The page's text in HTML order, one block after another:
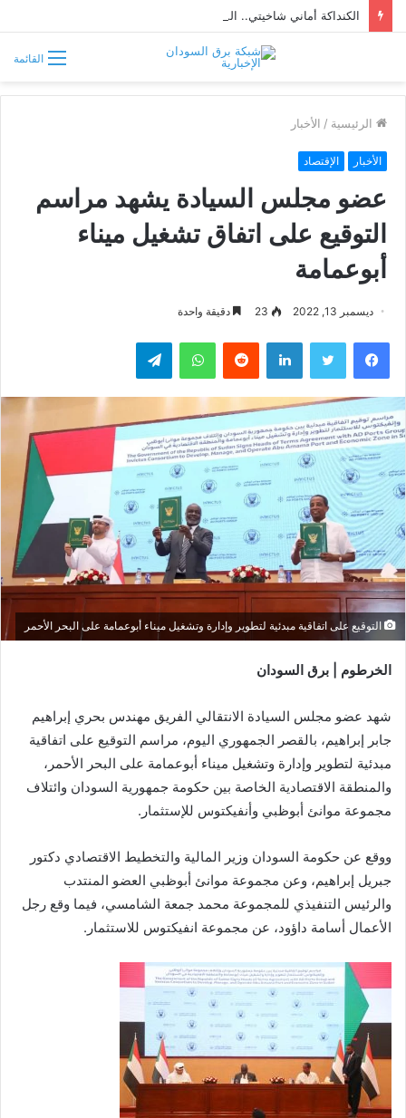
القائمة
الرئيسية / الأخبار
الأخبار الإقتصاد
عضو مجلس السيادة يشهد مراسم
التوقيع على اتفاق تشغيل ميناء
أبوعمامة
ديسمبر 13, 2022 23 دقيقة واحدة
فيسبوك تويتر لينكدإن واتساب تيلقرام
التوقيع على اتفاقية مبدئية لتطوير وإدارة وتشغيل ميناء أبوعمامة على البحر الأحمر
الخرطوم | برق السودان
شهد عضو مجلس السيادة الانتقالي الفريق مهندس بحري إبراهيم
جابر إبراهيم، بالقصر الجمهوري اليوم، مراسم التوقيع على اتفاقية
مبدئية لتطوير وإدارة وتشغيل ميناء أبوعمامة على البحر الأحمر،
والمنطقة الاقتصادية الخاصة بين حكومة جمهورية السودان وائتلاف
مجموعة موانئ أبوظبي وأنفيكتوس للإستثمار.
ووقع عن حكومة السودان وزير المالية والتخطيط الاقتصادي دكتور
جبريل إبراهيم، وعن مجموعة موانئ أبوظبي العضو المنتدب
والرئيس التنفيذي للمجموعة محمد جمعة الشامسي، فيما وقع رجل
الأعمال أسامة داؤود، عن مجموعة انفيكتوس للاستثمار.